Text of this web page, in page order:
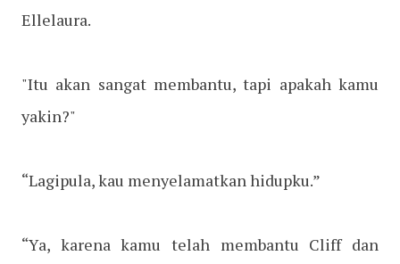
Ellelaura.
"Itu akan sangat membantu, tapi apakah kamu
yakin?"
“Lagipula, kau menyelamatkan hidupku.”
“Ya, karena kamu telah membantu Cliff dan